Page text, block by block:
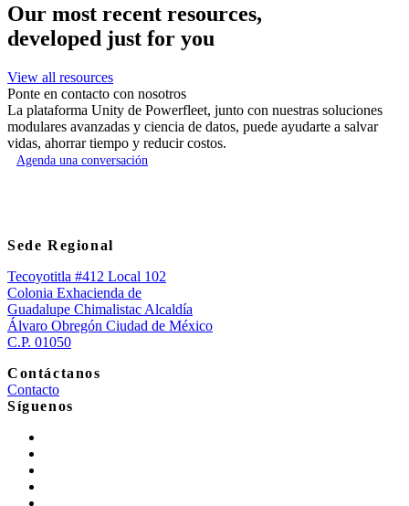
Our most recent resources,
developed just for you
View all resources
Ponte en contacto con nosotros
La plataforma Unity de Powerfleet, junto con nuestras soluciones
modulares avanzadas y ciencia de datos, puede ayudarte a salvar
vidas, ahorrar tiempo y reducir costos.
Agenda una conversación
Sede Regional
Tecoyotitla #412 Local 102
Colonia Exhacienda de
Guadalupe Chimalistac Alcaldía
Álvaro Obregón Ciudad de México
C.P. 01050
Contáctanos
Contacto
Síguenos